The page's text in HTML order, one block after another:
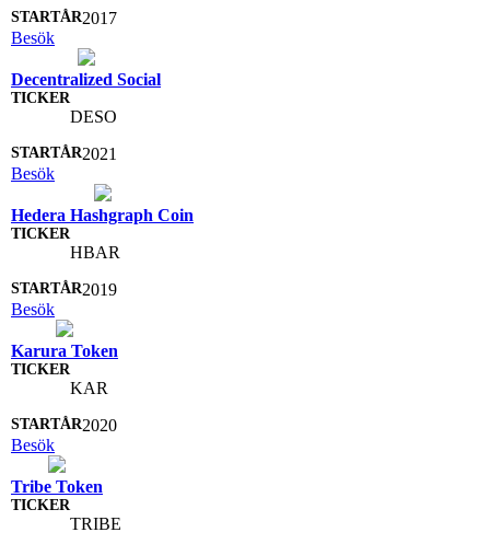
2017
Besök
Decentralized Social
DESO
2021
Besök
Hedera Hashgraph Coin
HBAR
2019
Besök
Karura Token
KAR
2020
Besök
Tribe Token
TRIBE